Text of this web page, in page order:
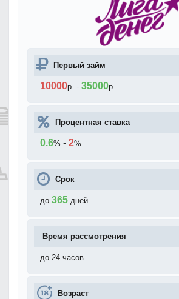
Первый займ
10000р. - 35000р.
Процентная ставка
0.6% - 2%
Срок
до 365 дней
Время рассмотрения
до 24 часов
Возраст